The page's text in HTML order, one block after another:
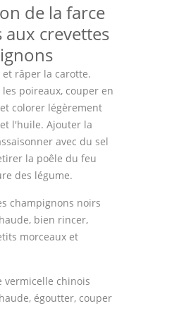
de la farce
aux crevettes
et râper la carotte.
poireaux, couper en
colorer légèrement
l'huile. Ajouter la
avec du sel
la poêle du feu
des légume.
champignons noirs
bien rincer,
morceaux et
vermicelle chinois
égoutter, couper